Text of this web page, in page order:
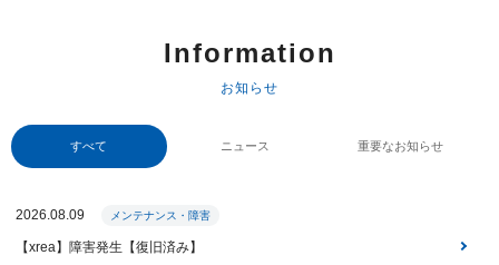
Information
お知らせ
すべて ニュース 重要なお知らせ
2026.08.09 メンテナンス・障害
【xrea】障害発生【復旧済み】